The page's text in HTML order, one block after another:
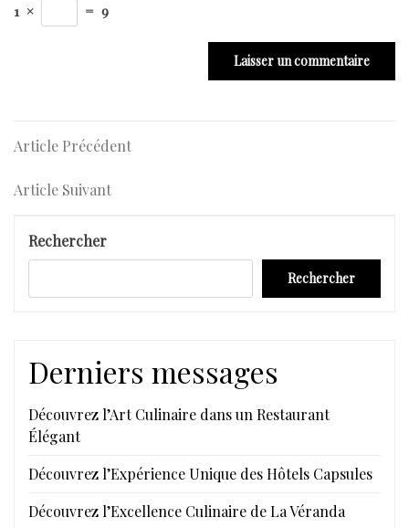
1 × = 9
Navigation
de
Article
Article Précédent
Article
Article Suivant
Rechercher
Rechercher
Derniers messages
Découvrez l’Art Culinaire dans un Restaurant
Élégant
Découvrez l’Expérience Unique des Hôtels Capsules
Découvrez l’Excellence Culinaire de La Véranda